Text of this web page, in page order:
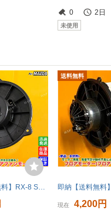
0 2日
未使用
高品質【送料無料】RX-8 SE3P【新品 ブロアモーター 1個】H15.2～H24.6 F151-61-B10 ヒーター エアコン ブロアファン 送風 異音 交換 修理
送料無料
現在 4,200円